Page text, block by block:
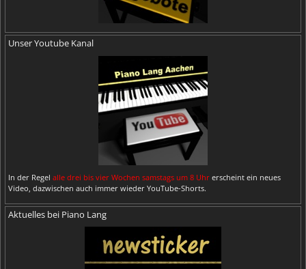
Unser Youtube Kanal
In der Regel alle drei bis vier Wochen samstags um 8 Uhr erscheint ein neues
Video, dazwischen auch immer wieder YouTube-Shorts.
Aktuelles bei Piano Lang